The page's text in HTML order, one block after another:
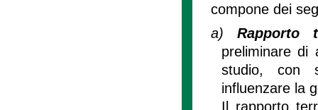
compone dei
a) Rapporto
preliminare di
studio, con
influenzare la
Il rapporto